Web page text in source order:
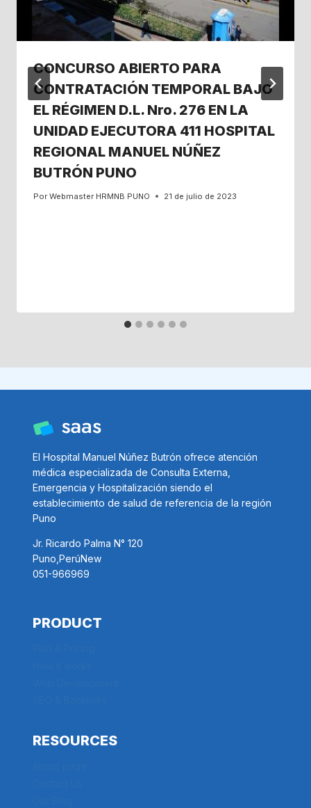
CONCURSO ABIERTO PARA
CONTRATACIÓN TEMPORAL BAJO
EL RÉGIMEN D.L. Nro. 276 EN LA
UNIDAD EJECUTORA 411 HOSPITAL
REGIONAL MANUEL NÚÑEZ
BUTRÓN PUNO
Por Webmaster HRMNB PUNO 21 de julio de 2023
El Hospital Manuel Núñez Butrón ofrece atención
médica especializada de Consulta Externa,
Emergencia y Hospitalización siendo el
establecimiento de salud de referencia de la región
Puno
Jr. Ricardo Palma N° 120
Puno,PerúNew
051-966969
PRODUCT
RESOURCES